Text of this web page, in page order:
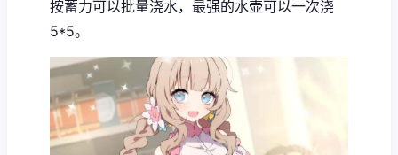
按蓄力可以批量浇水，最强的水壶可以一次浇
5*5。